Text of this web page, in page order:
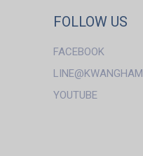
FOLLOW US
FACEBOOK
LINE@KWANGHAM
YOUTUBE